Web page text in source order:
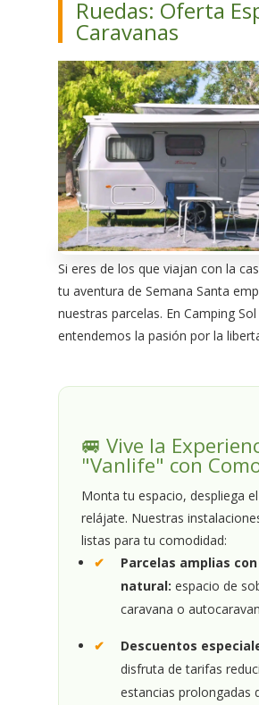
Ruedas: Oferta
Caravanas
Si eres de los que viajan con la
tu aventura de Semana Santa
nuestras parcelas. En Camping
entendemos la pasión por la
🚐 Vive la
"Vanlife" con
Monta tu espacio, despliega
relájate. Nuestras
listas para tu comodidad:
Parcelas amplias
natural: espacio de
caravana o
Descuentos
disfruta de tarifas
estancias prolongadas